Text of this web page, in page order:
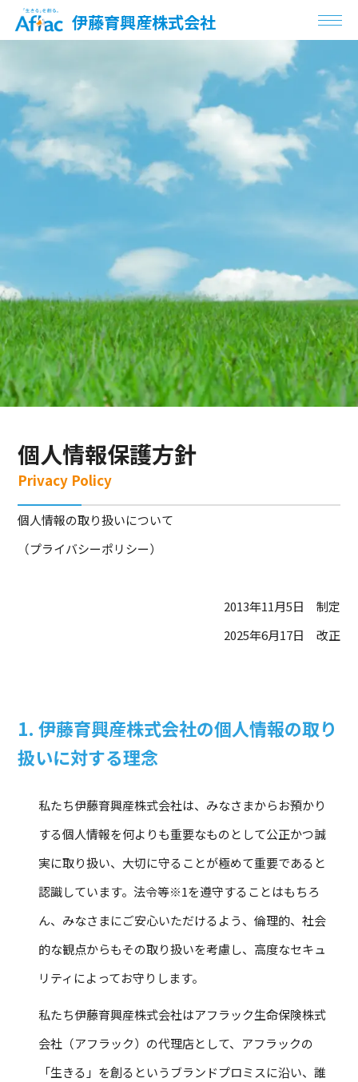
伊藤育興産株式会社
個人情報保護方針
Privacy Policy
個人情報の取り扱いについて
（プライバシーポリシー）
2013年11月5日 制定
2025年6月17日 改正
1. 伊藤育興産株式会社の個人情報の取り
扱いに対する理念
私たち伊藤育興産株式会社は、みなさまからお預かり
する個人情報を何よりも重要なものとして公正かつ誠
実に取り扱い、大切に守ることが極めて重要であると
認識しています。法令等※1を遵守することはもちろ
ん、みなさまにご安心いただけるよう、倫理的、社会
的な観点からもその取り扱いを考慮し、高度なセキュ
リティによってお守りします。
私たち伊藤育興産株式会社はアフラック生命保険株式
会社（アフラック）の代理店として、アフラックの
「生きる」を創るというブランドプロミスに沿い、誰